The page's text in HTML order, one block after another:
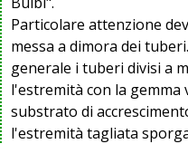
Particolare attenzione
messa a dimora dei
generale i tuberi divisi a
l'estremità con la
substrato di
l'estremità tagliata